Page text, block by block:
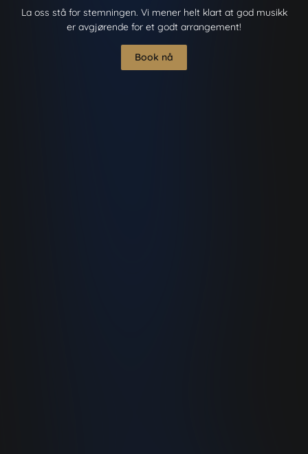
La oss stå for stemningen. Vi mener helt klart at god musikk
er avgjørende for et godt arrangement!
Book nå